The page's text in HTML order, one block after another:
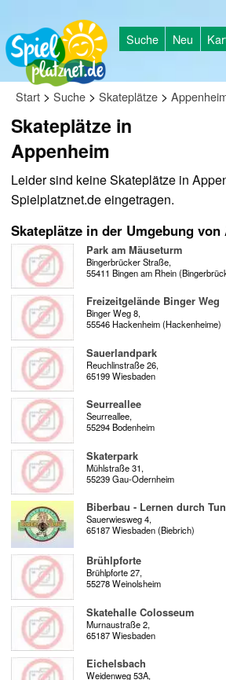
Suche Neu
Start > Suche > Skateplätze >
Skateplätze in
Appenheim
Leider sind keine Skateplätze in
Spielplatznet.de eingetragen.
Skateplätze in der Umgebung von
Park am Mäuseturm
Bingerbrücker Straße,
55411 Bingen am Rhein
Freizeitgelände Binger Weg
Binger Weg 8,
55546 Hackenheim (Hackenheime)
Sauerlandpark
Reuchlinstraße 26,
65199 Wiesbaden
Seurreallee
Seurreallee,
55294 Bodenheim
Skaterpark
Mühlstraße 31,
55239 Gau-Odernheim
Biberbau - Lernen durch Tun
Sauerwiesweg 4,
65187 Wiesbaden (Biebrich)
Brühlpforte
Brühlpforte 27,
55278 Weinolsheim
Skatehalle Colosseum
Murnaustraße 2,
65187 Wiesbaden
Eichelsbach
Weidenweg 53A,